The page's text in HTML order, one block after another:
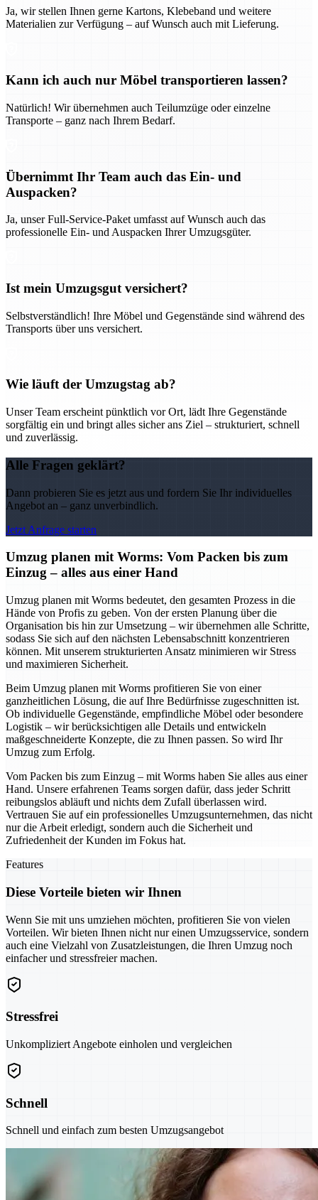
Ja, wir stellen Ihnen gerne Kartons, Klebeband und weitere
Materialien zur Verfügung – auf Wunsch auch mit Lieferung.
Kann ich auch nur Möbel transportieren lassen?
Natürlich! Wir übernehmen auch Teilumzüge oder einzelne
Transporte – ganz nach Ihrem Bedarf.
Übernimmt Ihr Team auch das Ein- und
Auspacken?
Ja, unser Full-Service-Paket umfasst auf Wunsch auch das
professionelle Ein- und Auspacken Ihrer Umzugsgüter.
Ist mein Umzugsgut versichert?
Selbstverständlich! Ihre Möbel und Gegenstände sind während des
Transports über uns versichert.
Wie läuft der Umzugstag ab?
Unser Team erscheint pünktlich vor Ort, lädt Ihre Gegenstände
sorgfältig ein und bringt alles sicher ans Ziel – strukturiert, schnell
und zuverlässig.
Alle Fragen geklärt?
Dann probieren Sie es jetzt aus und fordern Sie Ihr individuelles
Angebot an – ganz unverbindlich.
Jetzt Anfrage starten
Umzug planen mit Worms: Vom Packen bis zum
Einzug – alles aus einer Hand
Umzug planen mit Worms bedeutet, den gesamten Prozess in die
Hände von Profis zu geben. Von der ersten Planung über die
Organisation bis hin zur Umsetzung – wir übernehmen alle Schritte,
sodass Sie sich auf den nächsten Lebensabschnitt konzentrieren
können. Mit unserem strukturierten Ansatz minimieren wir Stress
und maximieren Sicherheit.
Beim Umzug planen mit Worms profitieren Sie von einer
ganzheitlichen Lösung, die auf Ihre Bedürfnisse zugeschnitten ist.
Ob individuelle Gegenstände, empfindliche Möbel oder besondere
Logistik – wir berücksichtigen alle Details und entwickeln
maßgeschneiderte Konzepte, die zu Ihnen passen. So wird Ihr
Umzug zum Erfolg.
Vom Packen bis zum Einzug – mit Worms haben Sie alles aus einer
Hand. Unsere erfahrenen Teams sorgen dafür, dass jeder Schritt
reibungslos abläuft und nichts dem Zufall überlassen wird.
Vertrauen Sie auf ein professionelles Umzugsunternehmen, das nicht
nur die Arbeit erledigt, sondern auch die Sicherheit und
Zufriedenheit der Kunden im Fokus hat.
Features
Diese Vorteile bieten wir Ihnen
Wenn Sie mit uns umziehen möchten, profitieren Sie von vielen
Vorteilen. Wir bieten Ihnen nicht nur einen Umzugsservice, sondern
auch eine Vielzahl von Zusatzleistungen, die Ihren Umzug noch
einfacher und stressfreier machen.
Stressfrei
Unkompliziert Angebote einholen und vergleichen
Schnell
Schnell und einfach zum besten Umzugsangebot